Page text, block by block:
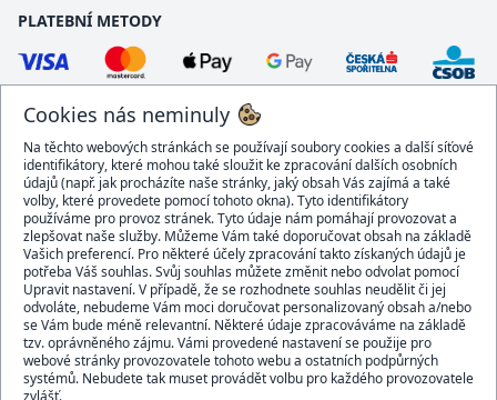
Cookies nás neminuly
Na těchto webových stránkách se používají soubory cookies a další síťové
identifikátory, které mohou také sloužit ke zpracování dalších osobních
údajů (např. jak procházíte naše stránky, jaký obsah Vás zajímá a také
volby, které provedete pomocí tohoto okna). Tyto identifikátory
používáme pro provoz stránek. Tyto údaje nám pomáhají provozovat a
zlepšovat naše služby. Můžeme Vám také doporučovat obsah na základě
Vašich preferencí. Pro některé účely zpracování takto získaných údajů je
potřeba Váš souhlas. Svůj souhlas můžete změnit nebo odvolat pomocí
Upravit nastavení. V případě, že se rozhodnete souhlas neudělit či jej
odvoláte, nebudeme Vám moci doručovat personalizovaný obsah a/nebo
se Vám bude méně relevantní. Některé údaje zpracováváme na základě
tzv. oprávněného zájmu. Vámi provedené nastavení se použije pro
webové stránky provozovatele tohoto webu a ostatních podpůrných
systémů. Nebudete tak muset provádět volbu pro každého provozovatele
zvlášť.
PLATEBNÍ METODY
DOPRAVCI
BEZPEČNÝ OBCHOD